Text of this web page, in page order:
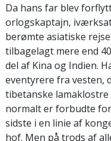
Da hans far blev
orlogskaptajn,
berømte asiatiske
tilbagelagt mere end
del af Kina og Indien.
eventyrere fra vesten,
tibetanske
normalt er forbudte
sidste i en linie af
hof. Men på trods af